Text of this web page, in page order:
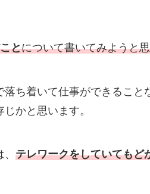
とについて書いてみようと
ち着いて仕事ができること
かと思います。
テレワークをしていてもど